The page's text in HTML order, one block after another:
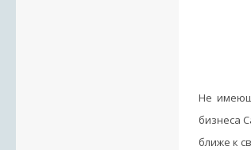
Не
бизнеса
ближе к